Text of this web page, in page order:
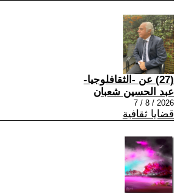
(27) عن -الثقافلوجيا-
عبد الحسين شعبان
2026 / 8 / 7
قضايا ثقافية